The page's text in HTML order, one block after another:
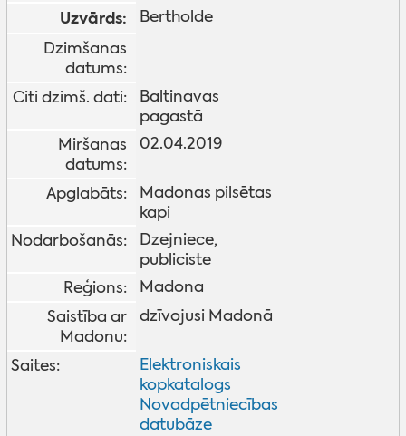
Uzvārds:
Bertholde
Dzimšanas
datums:
Citi dzimš. dati:
Baltinavas
pagastā
Miršanas
datums:
02.04.2019
Apglabāts:
Madonas pilsētas
kapi
Nodarbošanās:
Dzejniece,
publiciste
Reģions:
Madona
Saistība ar
Madonu:
dzīvojusi Madonā
Saites:
Elektroniskais
kopkatalogs
Novadpētniecības
datubāze